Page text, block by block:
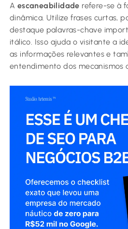
A escaneabilidade refere-se à
dinâmica. Utilize frases curtas,
destaque palavras-chave
itálico. Isso ajuda o visitante a
as informações relevantes e
entendimento dos mecanismos